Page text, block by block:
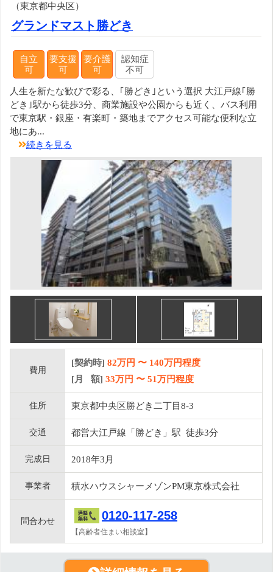
（東京都中央区）
グランドマスト勝どき
自立
可
要支援
可
要介護
可
認知症
不可
人生を新たな歓びで彩る、｢勝どき｣という選択 大江戸線｢勝
どき｣駅から徒歩3分、商業施設や公園からも近く、バス利用
で東京駅・銀座・有楽町・築地までアクセス可能な便利な立
地にあ...
続きを見る
費用
[契約時] 82万円 〜 140万円程度
[月 額] 33万円 〜 51万円程度
住所 東京都中央区勝どき二丁目8-3
交通 都営大江戸線「勝どき」駅 徒歩3分
完成日 2018年3月
事業者 積水ハウスシャーメゾンPM東京株式会社
問合わせ 0120-117-258
【高齢者住まい相談室】